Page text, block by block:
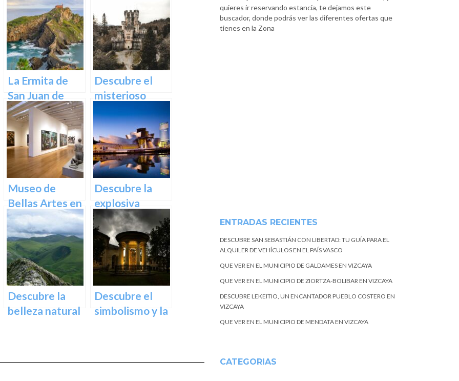
La Ermita de
San Juan de
Gaztelugatxe:
Historia, Ruta y
Experiencia
Inolvidable en
Euskadi
Descubre el
misterioso
Castillo de
Butrón
Museo de
Bellas Artes en
Bilbao:
Descubre una
colección única
de obras
maestras
Descubre la
explosiva
arquitectura
del Museo
Guggenheim
Bilbao | Visita
imprescindible
Descubre la
belleza natural
Descubre el
simbolismo y la
quieres ir reservando estancia, te dejamos este
buscador, donde podrás ver las diferentes ofertas que
tienes en la Zona
ENTRADAS RECIENTES
DESCUBRE SAN SEBASTIÁN CON LIBERTAD: TU GUÍA PARA EL
ALQUILER DE VEHÍCULOS EN EL PAÍS VASCO
QUE VER EN EL MUNICIPIO DE GALDAMES EN VIZCAYA
QUE VER EN EL MUNICIPIO DE ZIORTZA-BOLIBAR EN VIZCAYA
DESCUBRE LEKEITIO, UN ENCANTADOR PUEBLO COSTERO EN
VIZCAYA
QUE VER EN EL MUNICIPIO DE MENDATA EN VIZCAYA
CATEGORIAS